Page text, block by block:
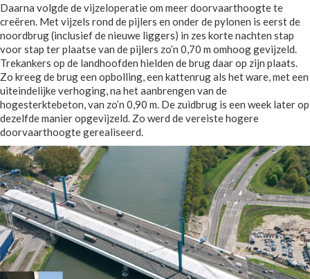
Daarna volgde de vijzeloperatie om meer doorvaarthoogte te
creëren. Met vijzels rond de pijlers en onder de pylonen is eerst de
noordbrug (inclusief de nieuwe liggers) in zes korte nachten stap
voor stap ter plaatse van de pijlers zo’n 0,70 m omhoog gevijzeld.
Trekankers op de landhoofden hielden de brug daar op zijn plaats.
Zo kreeg de brug een opbolling, een kattenrug als het ware, met een
uiteindelijke verhoging, na het aanbrengen van de
hogesterktebeton, van zo’n 0,90 m. De zuidbrug is een week later op
dezelfde manier opgevijzeld. Zo werd de vereiste hogere
doorvaarthoogte gerealiseerd.